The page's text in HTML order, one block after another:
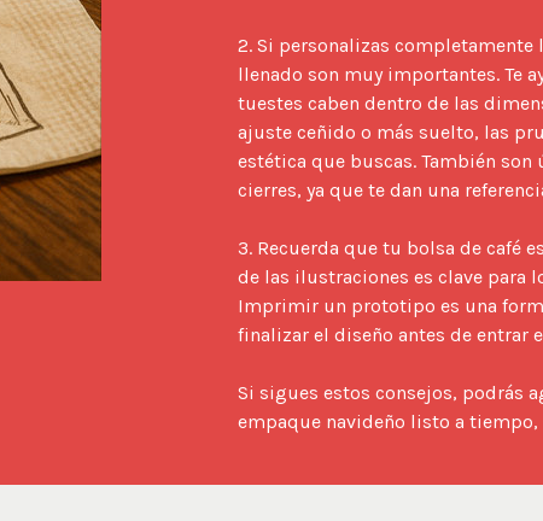
2. Si personalizas
llenado son muy importantes. Te
tuestes caben dentro de las
ajuste ceñido o más suelto, las
estética que buscas. También
cierres, ya que te dan una
3. Recuerda que tu bolsa de café
de las ilustraciones es clave para
Imprimir un prototipo es una
finalizar el diseño antes de entrar
Si sigues estos consejos, podrás
empaque navideño listo a tiempo,